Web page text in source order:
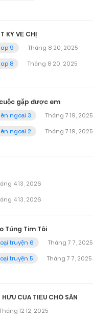
KÝ VỀ CHỊ
9
Tháng 8 20, 2025
8
Tháng 8 20, 2025
gặp được em
ngoại 3
Tháng 7 19, 2025
ngoại 2
Tháng 7 19, 2025
4 13, 2026
4 13, 2026
Túng Tim Tôi
truyện 6
Tháng 7 7, 2025
truyện 5
Tháng 7 7, 2025
CỦA TIỂU CHÓ SĂN
Tháng 12 12, 2025